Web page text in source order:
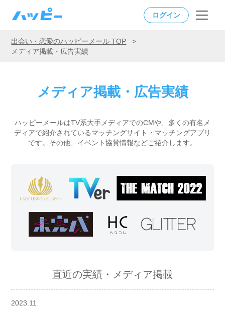
ログイン
出会い・恋愛のハッピーメール TOP
>
メディア掲載・広告実績
メディア掲載・広告実績
ハッピーメールはTV系大手メディアでのCMや、多くの有名メ
ディアで紹介されているマッチングサイト・マッチングアプリ
です。 その他、イベント協賛情報などご紹介します。
直近の実績・メディア掲載
2023.11